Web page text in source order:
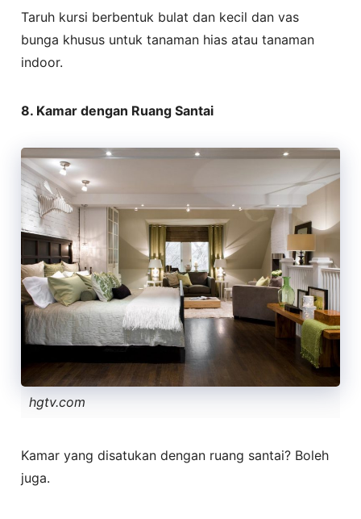
Taruh kursi berbentuk bulat dan kecil dan vas
bunga khusus untuk tanaman hias atau tanaman
indoor.
8. Kamar dengan Ruang Santai
hgtv.com
Kamar yang disatukan dengan ruang santai? Boleh
juga.